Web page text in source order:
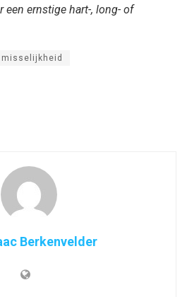
een ernstige hart-, long- of
misselijkheid
Berkenvelder